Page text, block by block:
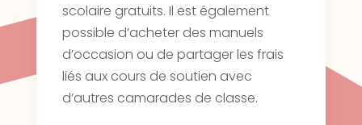
scolaire gratuits. Il est également
possible d’acheter des manuels
d’occasion ou de partager les frais
liés aux cours de soutien avec
d’autres camarades de classe.